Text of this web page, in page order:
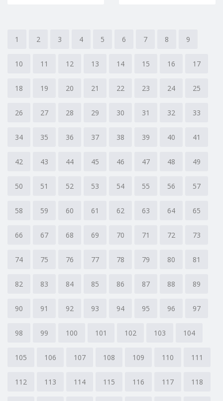
1 2 3 4 5 6 7 8 9
10 11 12 13 14 15 16 17
18 19 20 21 22 23 24 25
26 27 28 29 30 31 32 33
34 35 36 37 38 39 40 41
42 43 44 45 46 47 48 49
50 51 52 53 54 55 56 57
58 59 60 61 62 63 64 65
66 67 68 69 70 71 72 73
74 75 76 77 78 79 80 81
82 83 84 85 86 87 88 89
90 91 92 93 94 95 96 97
98 99 100 101 102 103 104
105 106 107 108 109 110 111
112 113 114 115 116 117 118